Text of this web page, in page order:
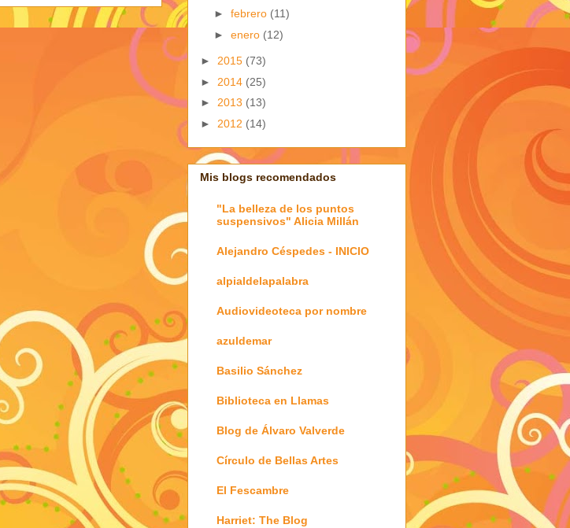
► febrero (11)
► enero (12)
► 2015 (73)
► 2014 (25)
► 2013 (13)
► 2012 (14)
Mis blogs recomendados
"La belleza de los puntos
suspensivos" Alicia Millán
Alejandro Céspedes - INICIO
alpialdelapalabra
Audiovideoteca por nombre
azuldemar
Basilio Sánchez
Biblioteca en Llamas
Blog de Álvaro Valverde
Círculo de Bellas Artes
El Fescambre
Harriet: The Blog